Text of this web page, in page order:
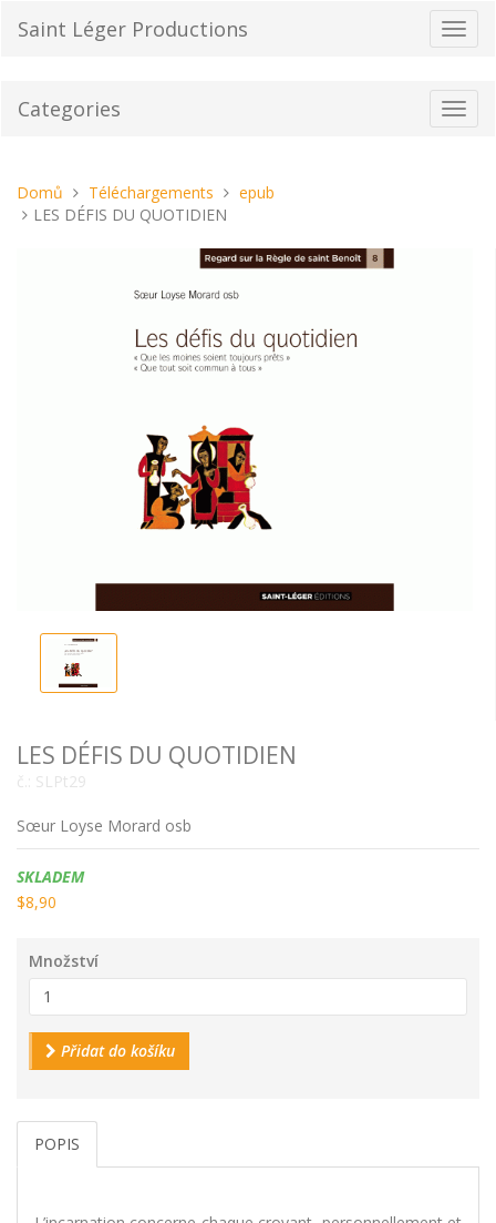
Saint Léger Productions
Categories
Nacházíte
se
Domů Téléchargements
epub
LES DÉFIS DU QUOTIDIEN
LES DÉFIS DU QUOTIDIEN
č.: SLPt29
Sœur Loyse Morard osb
Dostupnost:
SKLADEM
$8,90
Množství
Přidat do košíku
POPIS